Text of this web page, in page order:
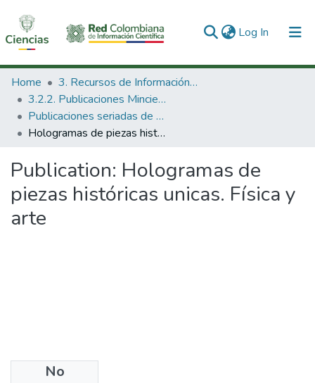
Log In (current)
Communities & Collections
All of DSpace
Statistics
Home
3. Recursos de Información Científica y Tecnológica
3.2.2. Publicaciones Minciencias
Publicaciones seriadas de Minciencias
Hologramas de piezas históricas unicas. Física y arte
Publication: Hologramas de
piezas históricas unicas. Física y
arte
No